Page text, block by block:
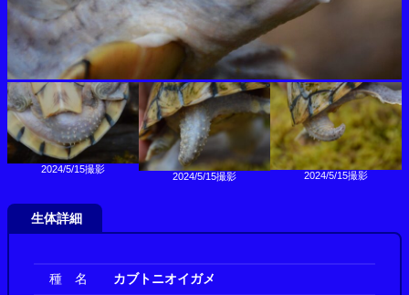
2024/5/15撮影
2024/5/15撮影 2024/5/15撮影
生体詳細
種 名 カブトニオイガメ